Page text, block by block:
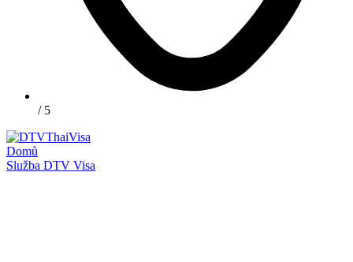
/ 5
Domů
Služba DTV Visa